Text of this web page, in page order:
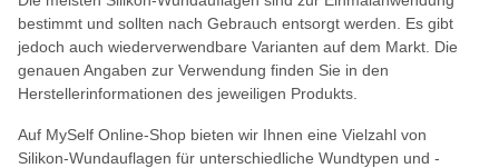
bestimmt und sollten nach Gebrauch entsorgt werden. Es gibt
jedoch auch wiederverwendbare Varianten auf dem Markt. Die
genauen Angaben zur Verwendung finden Sie in den
Herstellerinformationen des jeweiligen Produkts.
Auf MySelf Online-Shop bieten wir Ihnen eine Vielzahl von
Silikon-Wundauflagen für unterschiedliche Wundtypen und -